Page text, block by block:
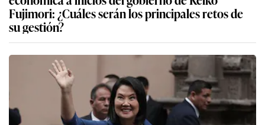
Fujimori: ¿Cuáles serán los principales retos de
su gestión?